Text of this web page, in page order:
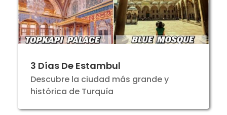
3 Días De Estambul
Descubre la ciudad más grande y
histórica de Turquía